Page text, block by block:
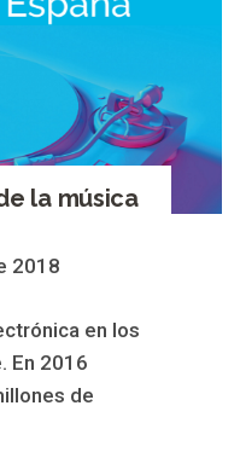
la música
2018
en los
En 2016
de